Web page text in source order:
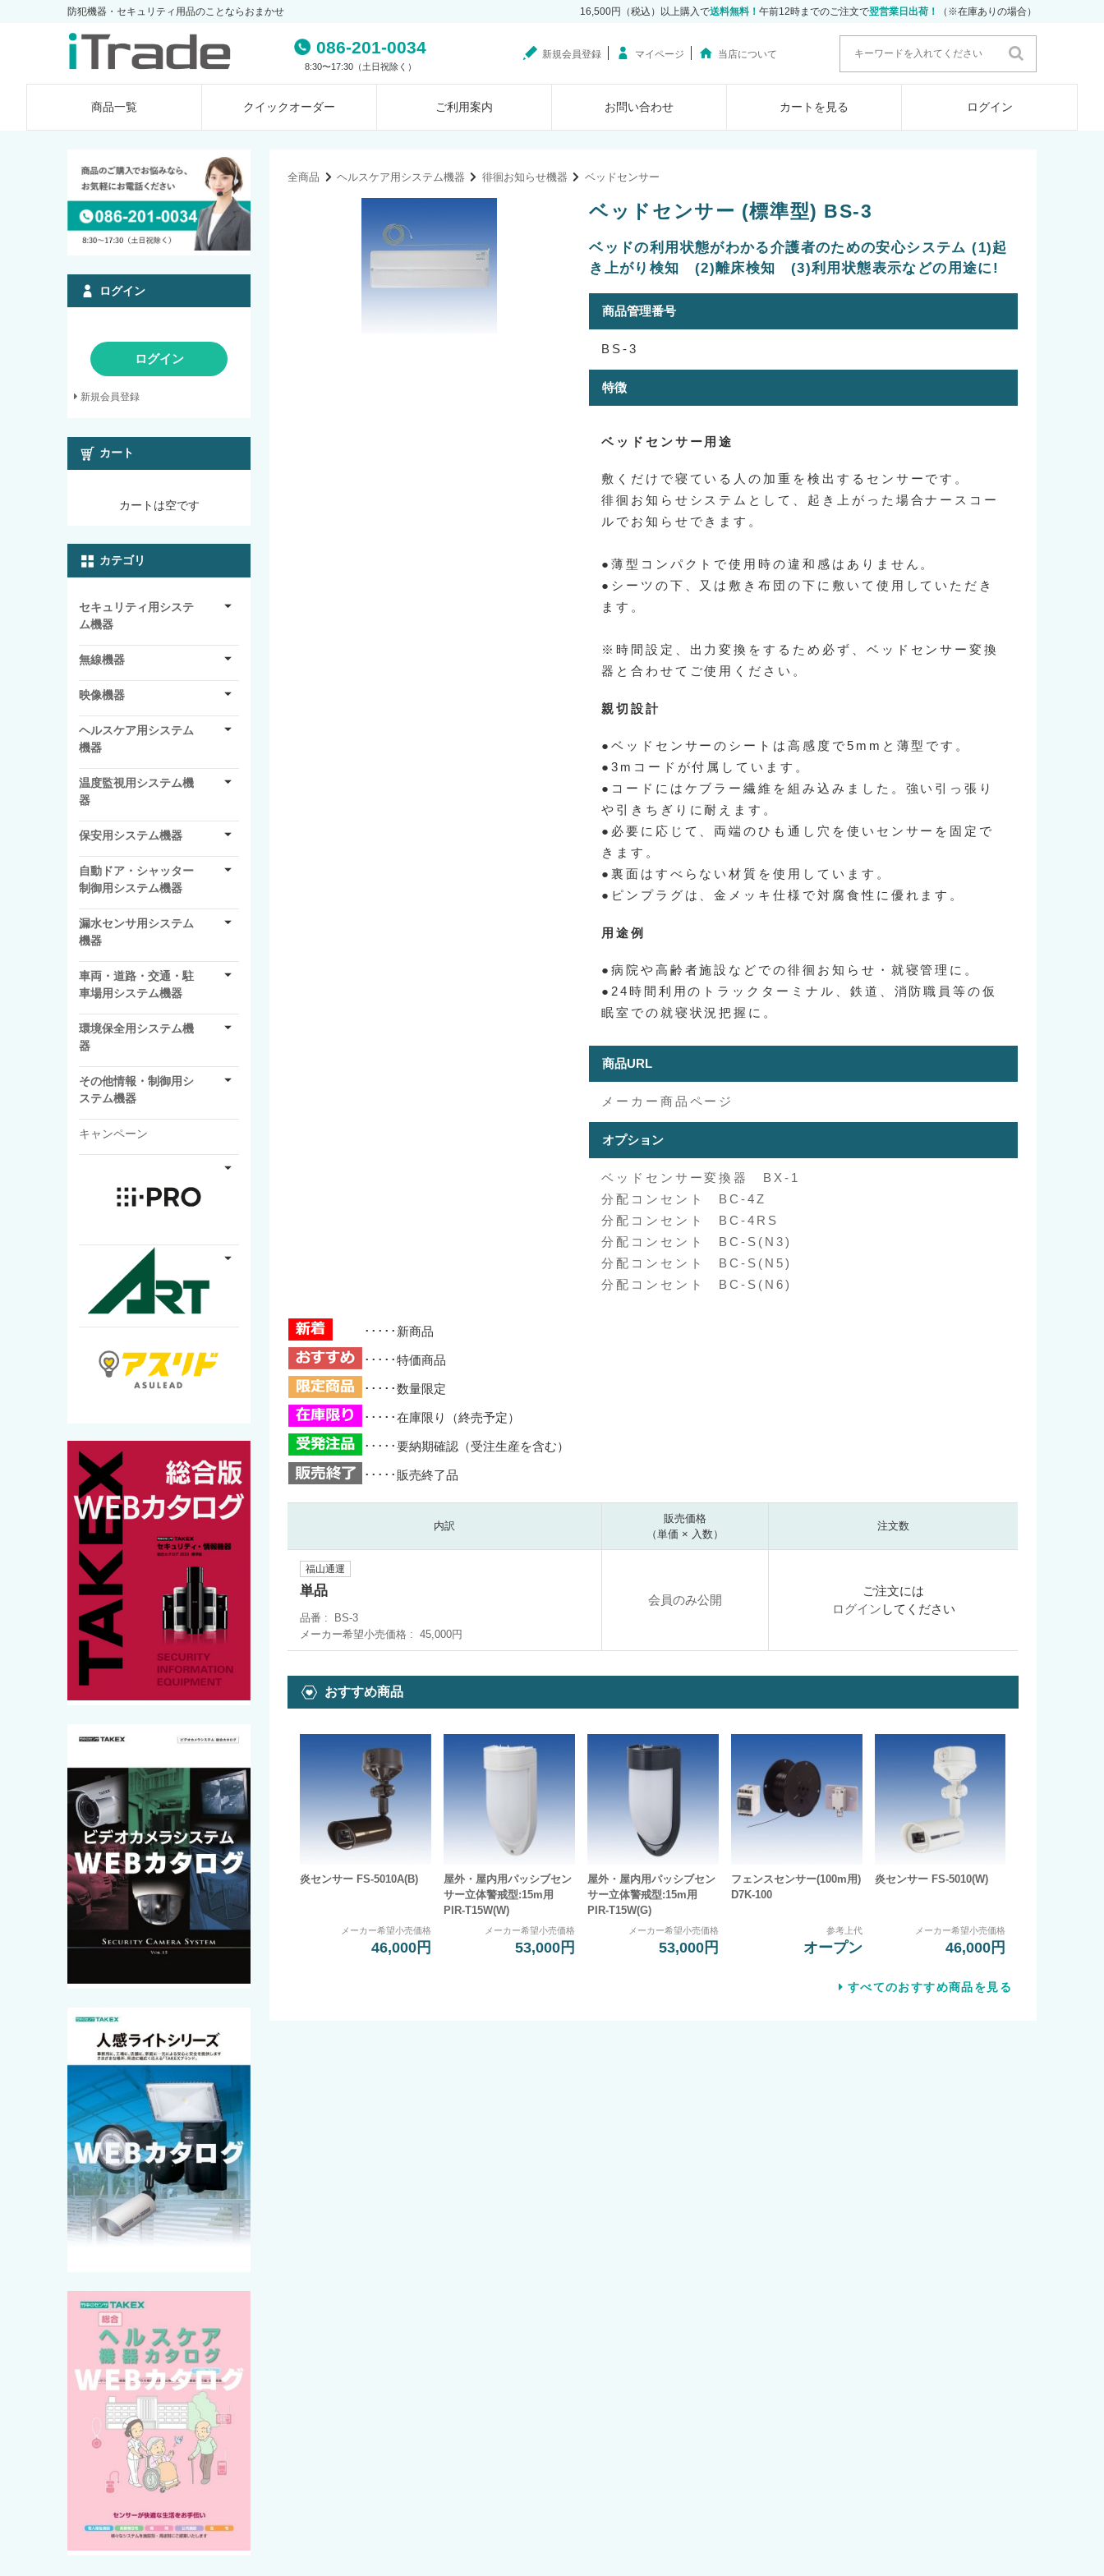
防犯機器・セキュリティ用品のことならおまかせ 16,500円（税込）以上購入で送料無料！ 午前12時までのご注文で翌営業日出荷！ （※在庫ありの場合）
086-201-0034
8:30〜17:30（土日祝除く）
新規会員登録 マイページ 当店について
商品一覧 クイックオーダー ご利用案内 お問い合わせ カートを見る ログイン
全商品 ヘルスケア用システム機器 徘徊お知らせ機器 ベッドセンサー
ベッドセンサー (標準型) BS-3
ベッドの利用状態がわかる介護者のための安心システム (1)起
き上がり検知 (2)離床検知 (3)利用状態表示などの用途に!
商品管理番号
BS-3
特徴
ベッドセンサー用途
敷くだけで寝ている人の加重を検出するセンサーです。
徘徊お知らせシステムとして、起き上がった場合ナースコー
ルでお知らせできます。
●薄型コンパクトで使用時の違和感はありません。
●シーツの下、又は敷き布団の下に敷いて使用していただき
ます。
※時間設定、出力変換をするため必ず、ベッドセンサー変換
器と合わせてご使用ください。
親切設計
●ベッドセンサーのシートは高感度で5mmと薄型です。
●3mコードが付属しています。
●コードにはケブラー繊維を組み込みました。強い引っ張り
や引きちぎりに耐えます。
●必要に応じて、両端のひも通し穴を使いセンサーを固定で
きます。
●裏面はすべらない材質を使用しています。
●ピンプラグは、金メッキ仕様で対腐食性に優れます。
用途例
●病院や高齢者施設などでの徘徊お知らせ・就寝管理に。
●24時間利用のトラックターミナル、鉄道、消防職員等の仮
眠室での就寝状況把握に。
商品URL
メーカー商品ページ
オプション
ベッドセンサー変換器 BX-1
分配コンセント BC-4Z
分配コンセント BC-4RS
分配コンセント BC-S(N3)
分配コンセント BC-S(N5)
分配コンセント BC-S(N6)
･････新商品
･････特価商品
･････数量限定
･････在庫限り（終売予定）
･････要納期確認（受注生産を含む）
･････販売終了品
内訳
販売価格
（単価 × 入数）
注文数
福山通運
単品
品番
BS-3
メーカー希望小売価格
45,000円
会員のみ公開
ご注文には
ログイン してください
おすすめ商品
炎センサー FS-5010A(B)
メーカー希望小売価格
46,000円
屋外・屋内用パッシブセン
サー立体警戒型:15m用
PIR-T15W(W)
メーカー希望小売価格
53,000円
屋外・屋内用パッシブセン
サー立体警戒型:15m用
PIR-T15W(G)
メーカー希望小売価格
53,000円
フェンスセンサー(100m用)
D7K-100
参考上代
オープン
炎センサー FS-5010(W)
メーカー希望小売価格
46,000円
すべてのおすすめ商品を見る
ログイン
ログイン
新規会員登録
カート
カートは空です
カテゴリ
セキュリティ用システ
ム機器
無線機器
映像機器
ヘルスケア用システム
機器
温度監視用システム機
器
保安用システム機器
自動ドア・シャッター
制御用システム機器
漏水センサ用システム
機器
車両・道路・交通・駐
車場用システム機器
環境保全用システム機
器
その他情報・制御用シ
ステム機器
キャンペーン